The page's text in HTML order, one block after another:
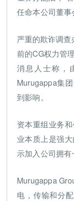
任命本公司董事
严重的欺诈调
前的CG权力管
消息人士称，
Murugappa集
到影响。
资本重组业务
业本质上是强
示加入公司拥有
Murugappa
电，传输和分